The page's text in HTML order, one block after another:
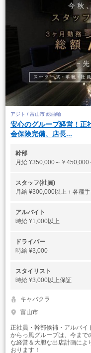
アジト / 富山市 総曲輪
安心のグループ経営！正
会保険完備、店長...
幹部
月給 ¥350,000～￥450,000
スタッフ(社員)
月給 ¥300,000以上＋各種
アルバイト
時給 ¥1,000以上
ドライバー
時給 ¥3,000
スタイリスト
時給 ¥3,000以上保証
キャバクラ
富山市
正社員・幹部候補・アルバイ
からっ風グループは、今まで
な経営＆大胆な出店計画によ
おります！